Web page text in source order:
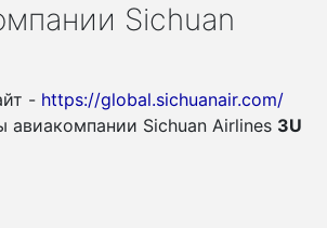
Sichuan
- https://global.sichuanair.com/
авиакомпании Sichuan Airlines 3U